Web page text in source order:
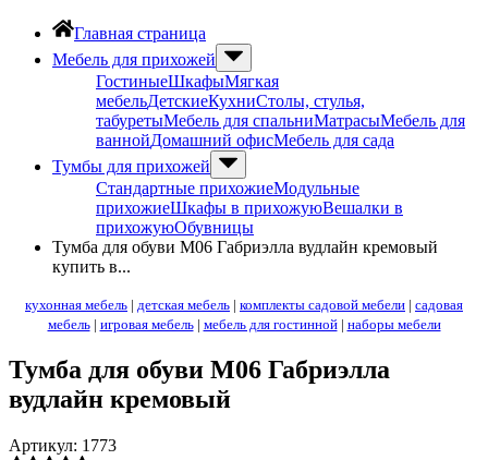
Главная страница
Мебель для прихожей
ГостиныеШкафыМягкая
мебельДетскиеКухниСтолы, стулья,
табуретыМебель для спальниМатрасыМебель для
ваннойДомашний офисМебель для сада
Тумбы для прихожей
Стандартные прихожиеМодульные
прихожиеШкафы в прихожуюВешалки в
прихожуюОбувницы
Тумба для обуви М06 Габриэлла вудлайн кремовый
купить в...
кухонная мебель | детская мебель | комплекты садовой мебели | садовая
мебель| игровая мебель| мебель для гостинной| наборы мебели
Тумба для обуви М06 Габриэлла
вудлайн кремовый
Артикул: 1773